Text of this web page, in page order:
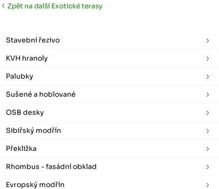
Zpět na další Exotické terasy
Stavební řezivo
KVH hranoly
Palubky
Sušené a hoblované
OSB desky
Sibiřský modřín
Překližka
Rhombus - fasádní obklad
Evropský modřín